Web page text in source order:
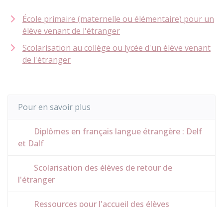
École primaire (maternelle ou élémentaire) pour un
élève venant de l'étranger
Scolarisation au collège ou lycée d'un élève venant
de l'étranger
Pour en savoir plus
Diplômes en français langue étrangère : Delf
et Dalf
Scolarisation des élèves de retour de
l'étranger
Ressources pour l'accueil des élèves